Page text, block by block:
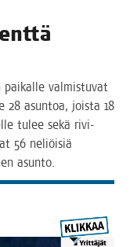
pai­kal­le val­mis­tu­vat
28 asun­toa, jois­ta 18
tulee sekä rivi-
56 neliöi­siä
asunto.